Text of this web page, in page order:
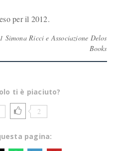
per il 2012.
Ricci e Associazione Delos
Books
ti è piaciuto?
2
pagina: